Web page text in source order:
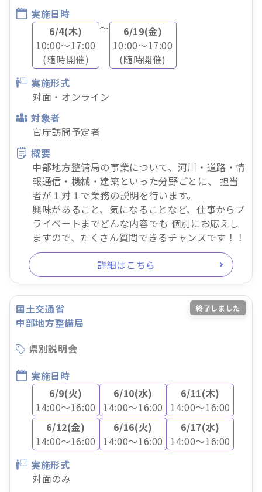
詳細はこちら
実施日時
6/4(木)
10:00～17:00
(随時開催)
～
6/19(金)
10:00～17:00
(随時開催)
実施形式
対面・オンライン
対象者
官庁訪問予定者
概要
中部地方整備局の事業について、河川・道路・情
報通信・機械・建築といった分野ごとに、 担当
者が１対１で業務の説明を行います。
興味があること、気になることなど、仕事からプ
ライベートまでどんな内容でも 個別にお応えし
ますので、たくさん質問できるチャンスです！！
国土交通省
中部地方整備局
県別説明会
実施日時
6/9(火)
14:00～16:00
6/10(水)
14:00～16:00
6/11(木)
14:00～16:00
6/12(金)
14:00～16:00
6/16(火)
14:00～16:00
6/17(水)
14:00～16:00
実施形式
対面のみ
終了しました